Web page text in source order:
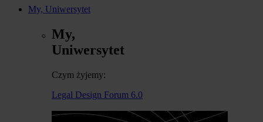
My, Uniwersytet
My,
Uniwersytet
Czym żyjemy:
Legal Design Forum 6.0